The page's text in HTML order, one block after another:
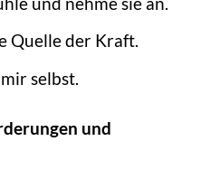
Quelle der Kraft.
selbst.
und